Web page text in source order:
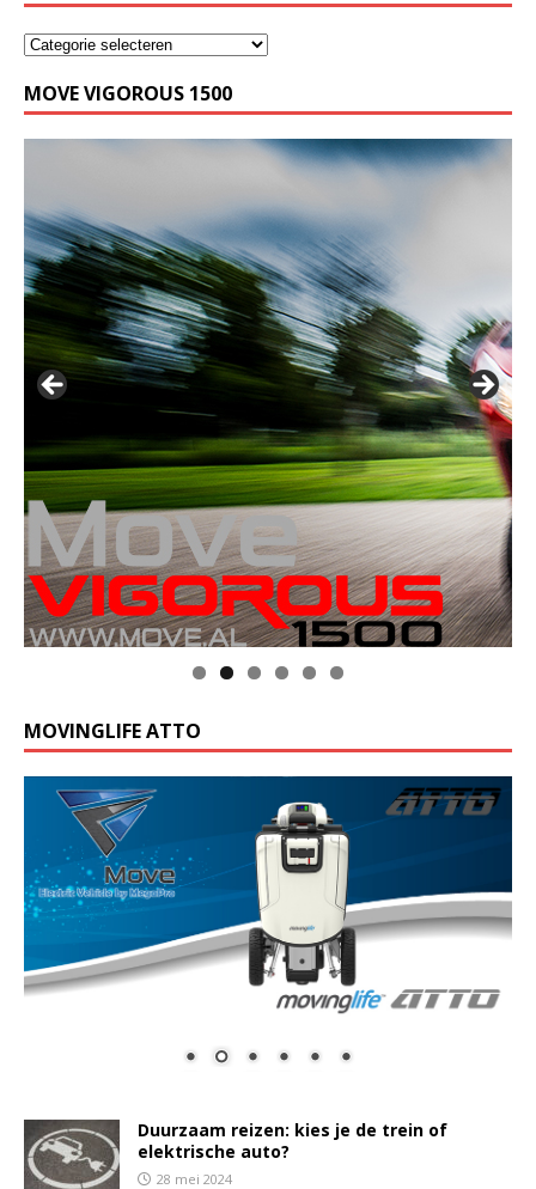
MOVE VIGOROUS 1500
MOVINGLIFE ATTO
Duurzaam reizen: kies je de trein of
elektrische auto?
28 mei 2024